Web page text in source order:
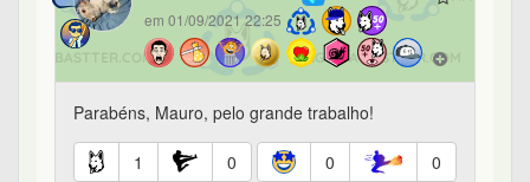
em 01/09/2021 22:25
Parabéns, Mauro, pelo grande trabalho!
1 0 0 0